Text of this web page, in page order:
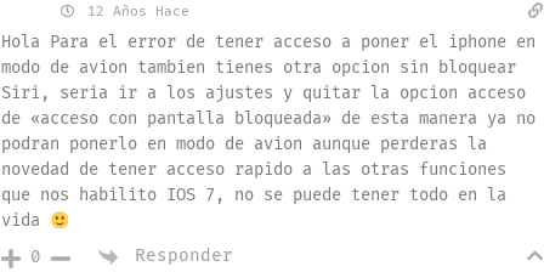
12 Años Hace
Hola Para el error de tener acceso a poner el iphone en
modo de avion tambien tienes otra opcion sin bloquear
Siri, seria ir a los ajustes y quitar la opcion acceso
de «acceso con pantalla bloqueada» de esta manera ya no
podran ponerlo en modo de avion aunque perderas la
novedad de tener acceso rapido a las otras funciones
que nos habilito IOS 7, no se puede tener todo en la
vida
0
Responder